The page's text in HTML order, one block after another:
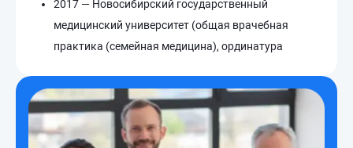
2017 — Новосибирский государственный
медицинский университет (общая врачебная
практика (семейная медицина), ординатура